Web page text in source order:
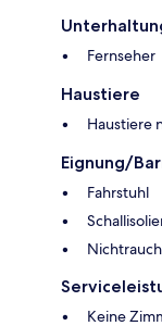
Fernseher
Haustiere
Haustiere
Eignung/
Fahrstuhl
Keine